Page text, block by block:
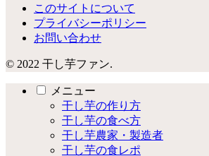
このサイトについて
プライバシーポリシー
お問い合わせ
© 2022 干し芋ファン.
メニュー
干し芋の作り方
干し芋の食べ方
干し芋農家・製造者
干し芋の食レポ